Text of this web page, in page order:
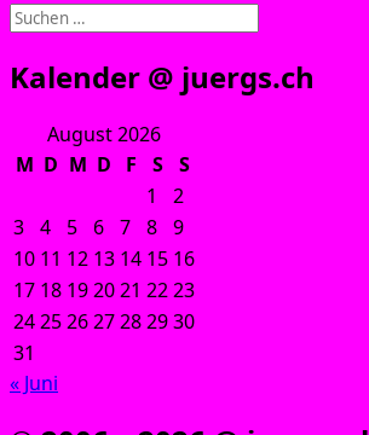
Suchen
Kalender @ juergs.ch
August 2026
M D M D F S
S
1
2
3 4 5 6 7 8 9
10 11 12 13 14 15 16
17 18 192021 2223
24252627282930
31
« Juni